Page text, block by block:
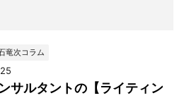
竜次コラム
サルタントの【ライティン